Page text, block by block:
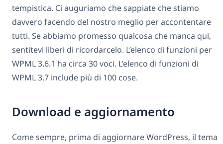
tempistica. Ci auguriamo che sappiate che stiamo
davvero facendo del nostro meglio per accontentare
tutti. Se abbiamo promesso qualcosa che manca qui,
sentitevi liberi di ricordarcelo. L’elenco di funzioni per
WPML 3.6.1 ha circa 30 voci. L’elenco di funzioni di
WPML 3.7 include più di 100 cose.
Download e aggiornamento
Come sempre, prima di aggiornare WordPress, il tema